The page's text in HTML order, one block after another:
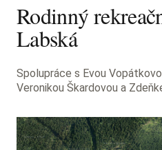
Rodinný
Labská
Spolupráce s Evou
Veronikou Škardovou a